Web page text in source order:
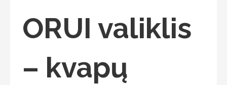
ORUI valiklis
– kvapų